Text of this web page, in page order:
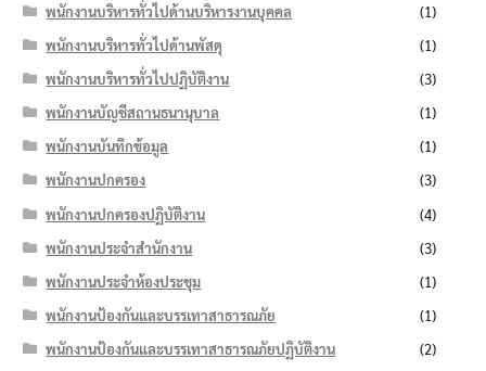
พนักงานบริหารทั่วไปด้านบริหารงานบุคคล
(1)
พนักงานบริหารทั่วไปด้านพัสดุ
(1)
พนักงานบริหารทั่วไปปฏิบัติงาน
(3)
พนักงานบัญชีสถานธนานุบาล
(1)
พนักงานบันทึกข้อมูล
(1)
พนักงานปกครอง
(3)
พนักงานปกครองปฏิบัติงาน
(4)
พนักงานประจำสำนักงาน
(3)
พนักงานประจำห้องประชุม
(1)
พนักงานป้องกันและบรรเทาสาธารณภัย
(1)
พนักงานป้องกันและบรรเทาสาธารณภัยปฏิบัติงาน
(2)